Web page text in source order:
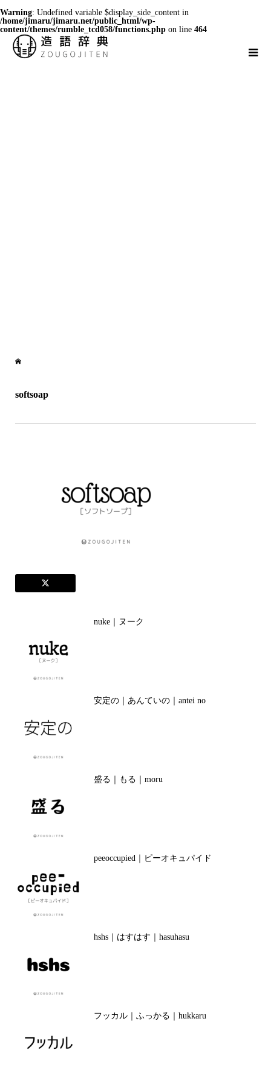
Warning: Undefined variable $display_side_content in
/home/jimaru/jimaru.net/public_html/wp-
content/themes/rumble_tcd058/functions.php on line 464
softsoap
nuke｜ヌーク
安定の｜あんていの｜antei no
盛る｜もる｜moru
peeoccupied｜ピーオキュパイド
hshs｜はすはす｜hasuhasu
フッカル｜ふっかる｜hukkaru